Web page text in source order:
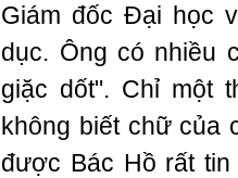
Giám đốc Đại học
dục. Ông có nhiều
giặc dốt". Chỉ một
không biết chữ của
được Bác Hồ rất